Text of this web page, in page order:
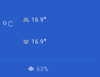
°C 16.9°
16.9°
63%